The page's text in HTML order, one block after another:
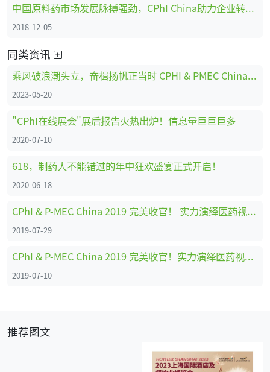
中国原料药市场发展脉搏强劲，CPhI China助力企业转型创新、全面升级 ！
2018-12-05
同类资讯
乘风破浪潮头立，奋楫扬帆正当时 CPHI & PMEC China强势回归，共启国际化新征途
2023-05-20
"CPhI在线展会"展后报告火热出炉！信息量巨巨巨多
2020-07-10
618，制药人不能错过的年中狂欢盛宴正式开启！
2020-06-18
CPhI & P-MEC China 2019 完美收官！ 实力演绎医药视听盛宴，奏响中国制药时代强音
2019-07-29
CPhI & P-MEC China 2019 完美收官！实力演绎医药视听盛宴，奏响中国制药时代强音
2019-07-10
推荐图文